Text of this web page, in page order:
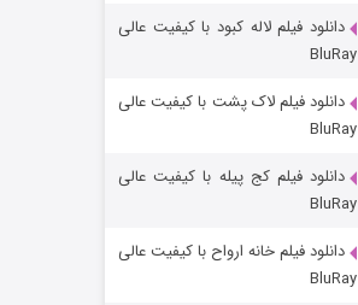
خاندان اژدها فصل ۳
دانلود فیلم لاله کبود با کیفیت عالی
BluRay
دانلود فیلم لاک پشت با کیفیت عالی
BluRay
دانلود فیلم کج‌ پیله با کیفیت عالی
BluRay
دانلود فیلم خانه ارواح با کیفیت عالی
BluRay